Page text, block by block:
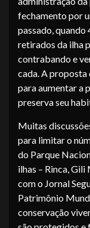
fechamento por
passado,
retirados da ilha
contrabando e
cada. A proposta
para aumentar a
preserva seu
Muitas
para limitar o
do Parque
ilhas – Rinca,
com o Jornal
Patrimônio
conservação